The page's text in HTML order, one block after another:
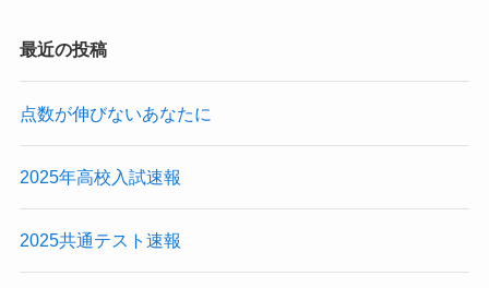
最近の投稿
点数が伸びないあなたに
2025年高校入試速報
2025共通テスト速報